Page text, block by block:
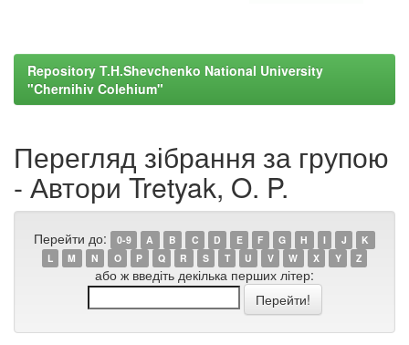
Repository T.H.Shevchenko National University
"Chernihiv Colehium"
Перегляд зібрання за групою
- Автори Tretyak, O. P.
Перейти до: 0-9 A B C D E F G H I J
K
L
M N O P Q R S T U V W X Y Z
або ж введіть декілька перших літер: